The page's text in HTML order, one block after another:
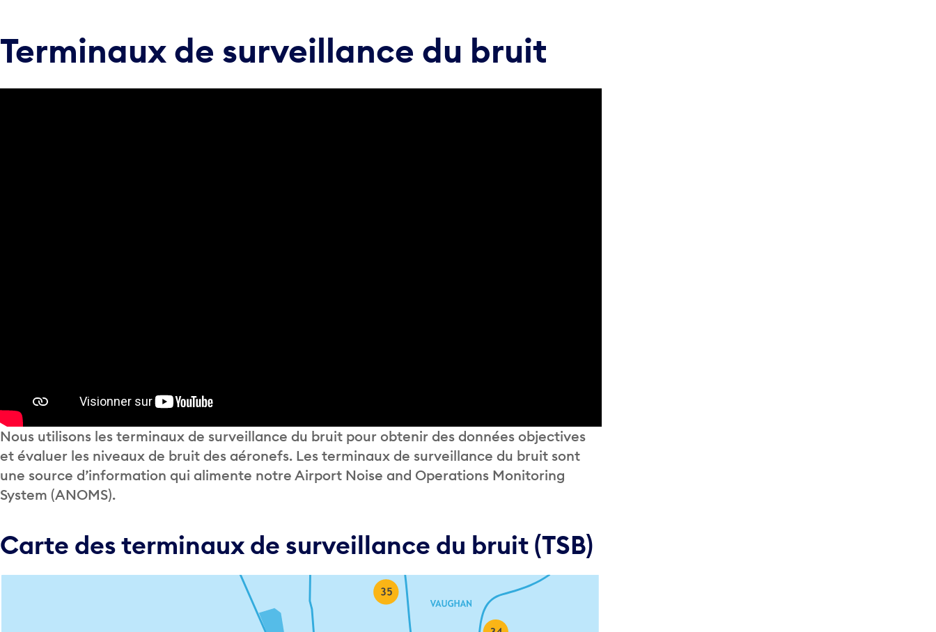
Terminaux de surveillance du bruit
Nous utilisons les terminaux de surveillance du bruit pour obtenir des données objectives
et évaluer les niveaux de bruit des aéronefs. Les terminaux de surveillance du bruit sont
une source d’information qui alimente notre Airport Noise and Operations Monitoring
System (ANOMS).
Carte des terminaux de surveillance du bruit (TSB)